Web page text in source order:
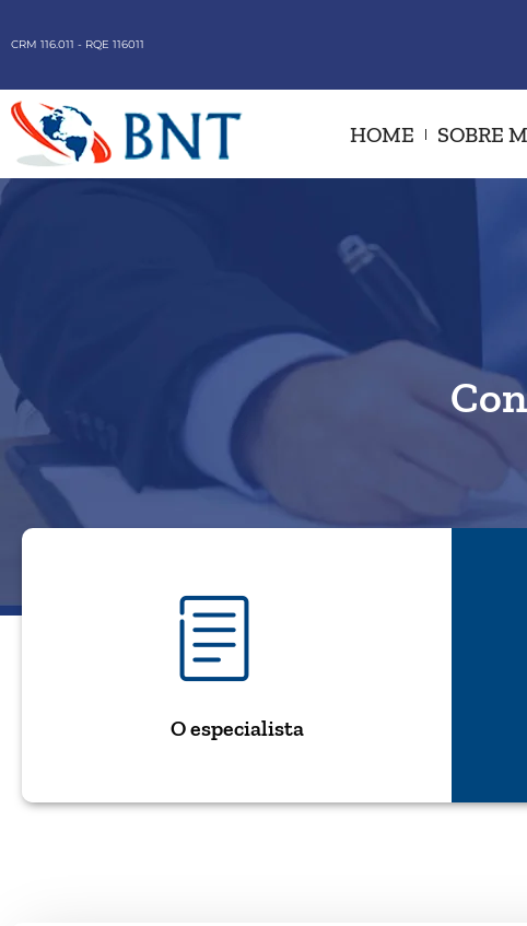
CRM 116.011 - RQE 116011
HOME SOBRE
O especialista